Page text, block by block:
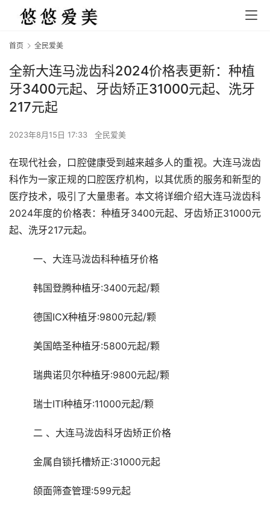
首页 全民爱美
全新大连马泷齿科2024价格表更新：种植
牙3400元起、牙齿矫正31000元起、洗牙
217元起
2023年8月15日 17:33 全民爱美
在现代社会，口腔健康受到越来越多人的重视。大连马泷齿
科作为一家正规的口腔医疗机构，以其优质的服务和新型的
医疗技术，吸引了大量患者。本文将详细介绍大连马泷齿科
2024年度的价格表：种植牙3400元起、牙齿矫正31000元
起、洗牙217元起。
	一、大连马泷齿科种植牙价格
	韩国登腾种植牙:3400元起/颗
	德国ICX种植牙:9800元起/颗
	美国皓圣种植牙:5800元起/颗
	瑞典诺贝尔种植牙:9800元起/颗
	瑞士ITI种植牙:11000元起/颗
	二 、大连马泷齿科牙齿矫正价格
	金属自锁托槽矫正:31000元起
	颌面筛查管理:599元起